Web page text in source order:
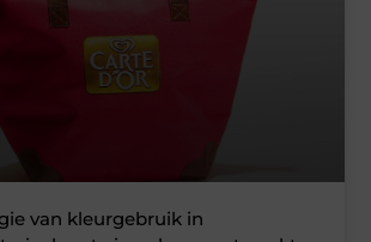
van kleurgebruik in